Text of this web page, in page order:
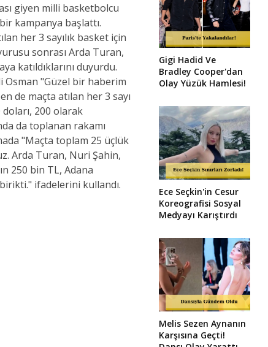
giyen milli basketbolcu
kampanya başlattı.
her 3 sayılık basket için
sonrası Arda Turan,
katıldıklarını duyurdu.
Osman "Güzel bir haberim
de maçta atılan her 3 sayı
doları, 200 olarak
da toplanan rakamı
"Maçta toplam 25 üçlük
Arda Turan, Nuri Şahin,
250 bin TL, Adana
ifadelerini kullandı.
Gigi Hadid Ve
Bradley Cooper'dan
Olay Yüzük Hamlesi!
Ece Seçkin'in Cesur
Koreografisi Sosyal
Medyayı Karıştırdı
Melis Sezen Aynanın
Karşısına Geçti!